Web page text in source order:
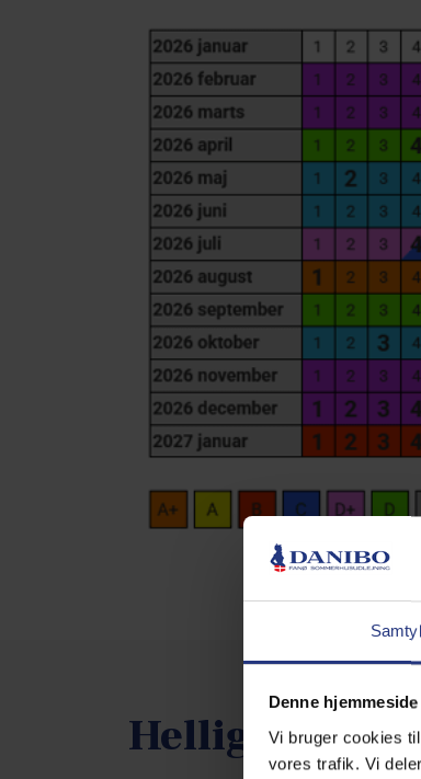
Denne
Vi bruger cookies
vores trafik. Vi
Helligdage i